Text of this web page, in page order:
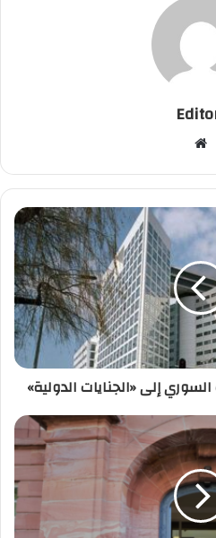
ق
ع
ا
و
ي
ب
إلى «الجنايات الدولية»